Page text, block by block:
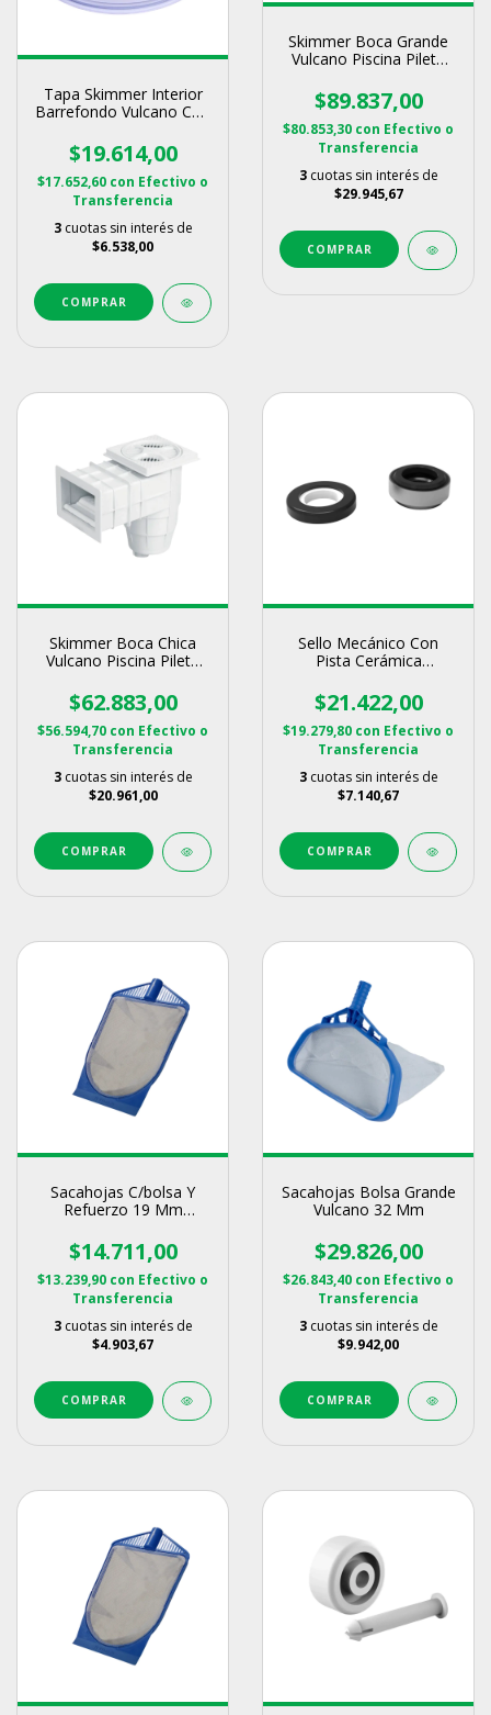
Tapa Skimmer Interior
Barrefondo Vulcano Con
$19.614,00
$17.652,60 con Efectivo o
Transferencia
3 cuotas sin interés de
$6.538,00
Skimmer Boca Grande
Vulcano Piscina Pileta
$89.837,00
$80.853,30 con Efectivo o
Transferencia
3 cuotas sin interés de
$29.945,67
Skimmer Boca Chica
Vulcano Piscina Pileta
$62.883,00
$56.594,70 con Efectivo o
Transferencia
3 cuotas sin interés de
$20.961,00
Sello Mecánico Con
Pista Cerámica
Vulcano
$21.422,00
$19.279,80 con Efectivo o
Transferencia
3 cuotas sin interés de
$7.140,67
Sacahojas C/bolsa Y
Refuerzo 19 Mm
$14.711,00
$13.239,90 con Efectivo o
Transferencia
3 cuotas sin interés de
$4.903,67
Sacahojas Bolsa Grande
Vulcano 32 Mm
$29.826,00
$26.843,40 con Efectivo o
Transferencia
3 cuotas sin interés de
$9.942,00